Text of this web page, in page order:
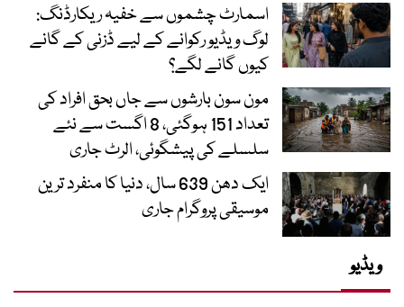
اسمارٹ چشموں سے خفیہ ریکارڈنگ:
لوگ ویڈیو رکوانے کے لیے ڈزنی کے گانے
کیوں گانے لگے؟
مون سون بارشوں سے جاں بحق افراد کی
تعداد 151 ہوگئی، 8 اگست سے نئے
سلسلے کی پیشگوئی، الرٹ جاری
ایک دھن 639 سال، دنیا کا منفرد ترین
موسیقی پروگرام جاری
ویڈیو